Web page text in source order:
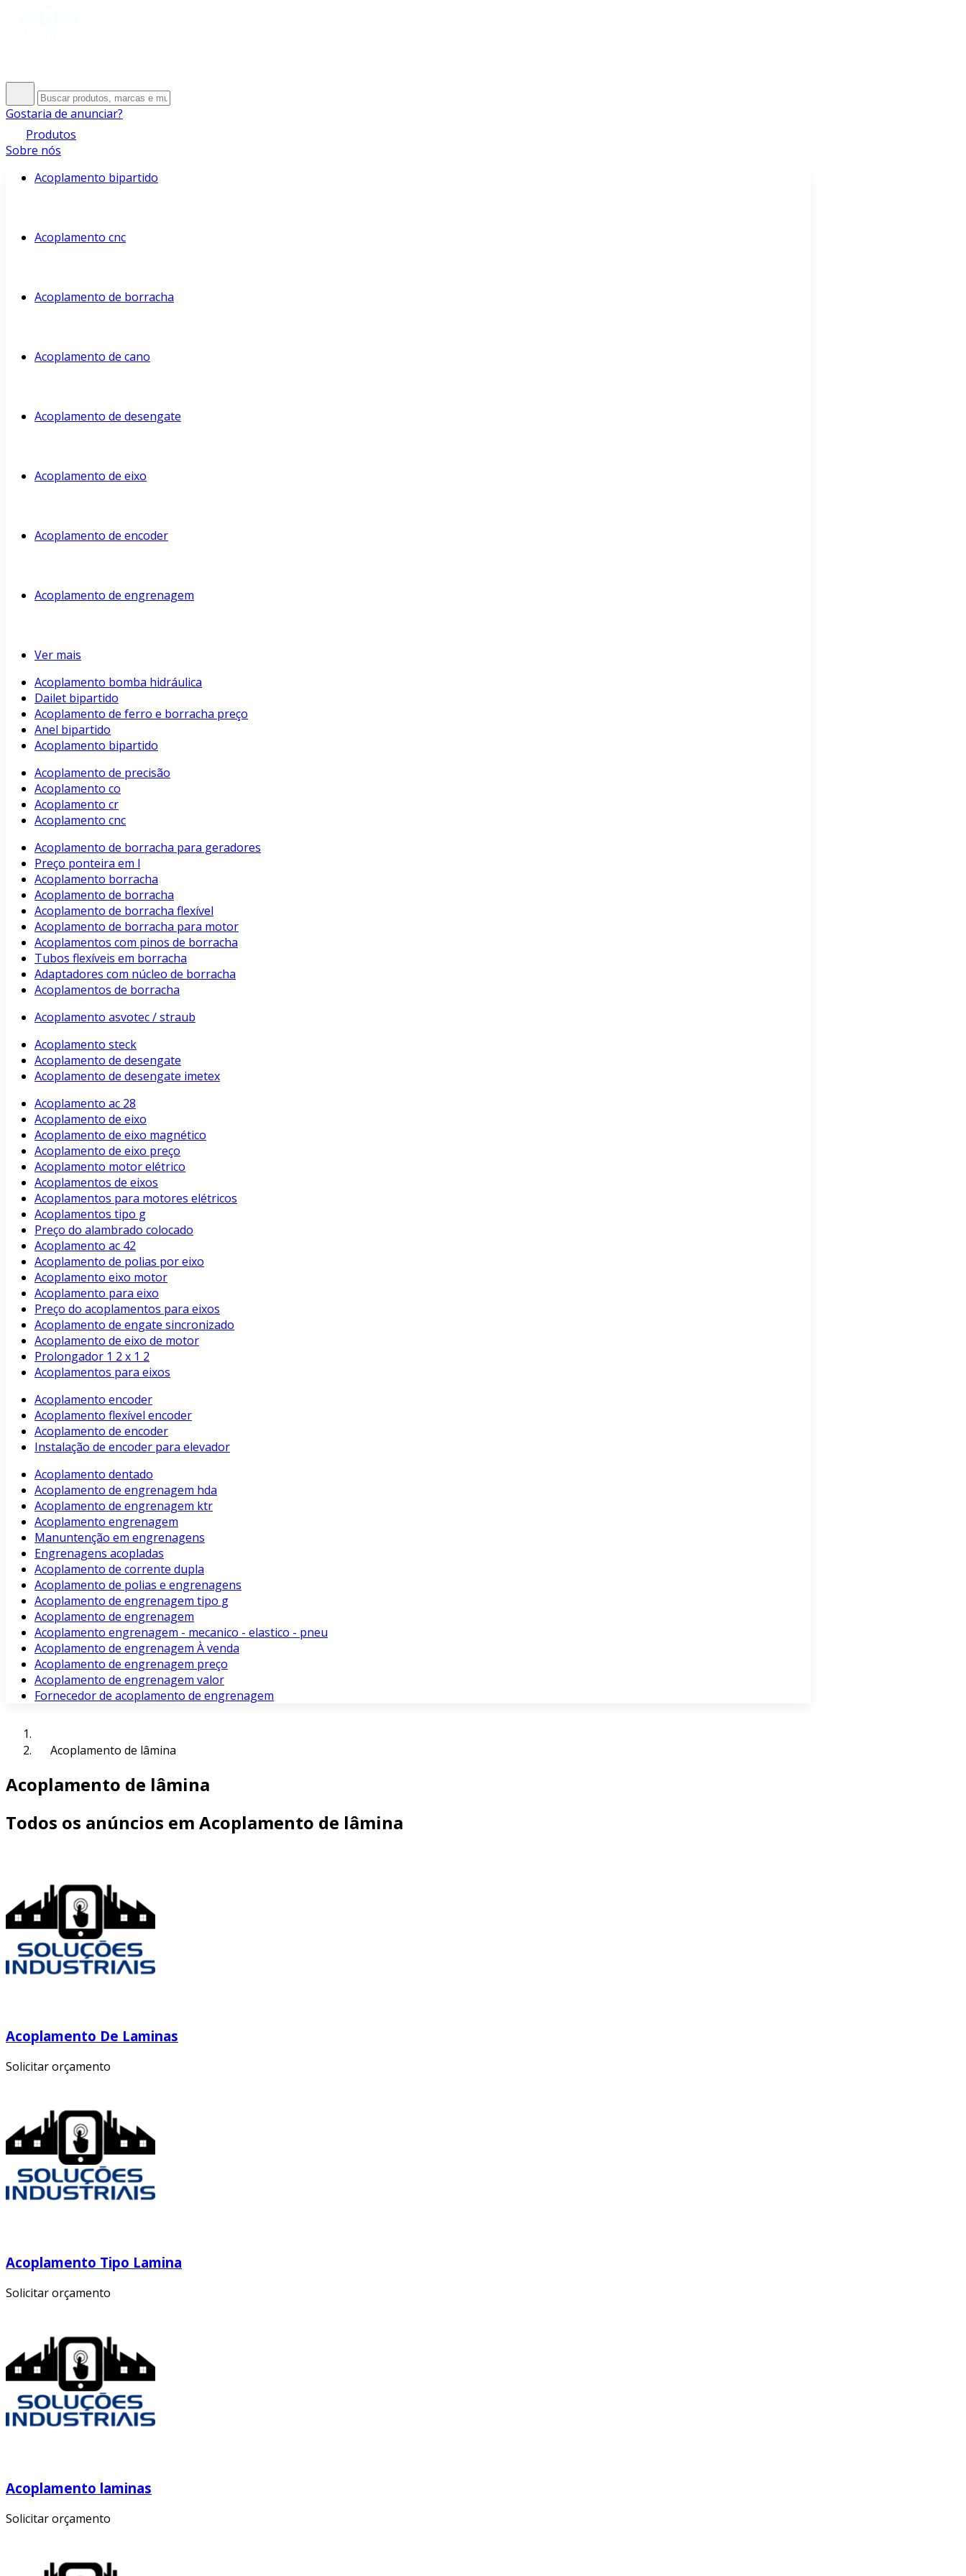
Gostaria de anunciar?
Produtos
Sobre nós
Acoplamento bipartido
Acoplamento cnc
Acoplamento de borracha
Acoplamento de cano
Acoplamento de desengate
Acoplamento de eixo
Acoplamento de encoder
Acoplamento de engrenagem
Ver mais
Acoplamento bomba hidráulica
Dailet bipartido
Acoplamento de ferro e borracha preço
Anel bipartido
Acoplamento bipartido
Acoplamento de precisão
Acoplamento co
Acoplamento cr
Acoplamento cnc
Acoplamento de borracha para geradores
Preço ponteira em l
Acoplamento borracha
Acoplamento de borracha
Acoplamento de borracha flexível
Acoplamento de borracha para motor
Acoplamentos com pinos de borracha
Tubos flexíveis em borracha
Adaptadores com núcleo de borracha
Acoplamentos de borracha
Acoplamento asvotec / straub
Acoplamento steck
Acoplamento de desengate
Acoplamento de desengate imetex
Acoplamento ac 28
Acoplamento de eixo
Acoplamento de eixo magnético
Acoplamento de eixo preço
Acoplamento motor elétrico
Acoplamentos de eixos
Acoplamentos para motores elétricos
Acoplamentos tipo g
Preço do alambrado colocado
Acoplamento ac 42
Acoplamento de polias por eixo
Acoplamento eixo motor
Acoplamento para eixo
Preço do acoplamentos para eixos
Acoplamento de engate sincronizado
Acoplamento de eixo de motor
Prolongador 1 2 x 1 2
Acoplamentos para eixos
Acoplamento encoder
Acoplamento flexível encoder
Acoplamento de encoder
Instalação de encoder para elevador
Acoplamento dentado
Acoplamento de engrenagem hda
Acoplamento de engrenagem ktr
Acoplamento engrenagem
Manuntenção em engrenagens
Engrenagens acopladas
Acoplamento de corrente dupla
Acoplamento de polias e engrenagens
Acoplamento de engrenagem tipo g
Acoplamento de engrenagem
Acoplamento engrenagem - mecanico - elastico - pneu
Acoplamento de engrenagem À venda
Acoplamento de engrenagem preço
Acoplamento de engrenagem valor
Fornecedor de acoplamento de engrenagem
Acoplamento de lâmina
Acoplamento de lâmina
Todos os anúncios em Acoplamento de lâmina
Acoplamento De Laminas
Solicitar orçamento
Acoplamento Tipo Lamina
Solicitar orçamento
Acoplamento laminas
Solicitar orçamento